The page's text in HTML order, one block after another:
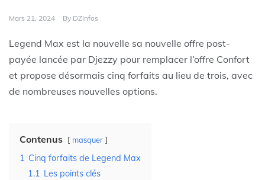
Mars 21, 2024 By DZinfos
Legend Max est la nouvelle sa nouvelle offre post-
payée lancée par Djezzy pour remplacer l’offre Confort
et propose désormais cinq forfaits au lieu de trois, avec
de nombreuses nouvelles options.
Contenus masquer
1 Cinq forfaits de Legend Max
1.1 Les points clés